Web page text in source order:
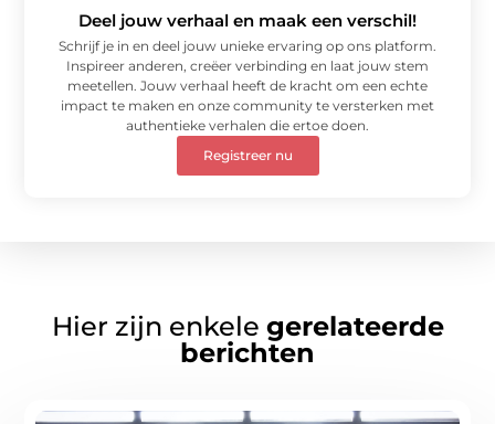
Deel jouw verhaal en maak een verschil!
Schrijf je in en deel jouw unieke ervaring op ons platform.
Inspireer anderen, creëer verbinding en laat jouw stem
meetellen. Jouw verhaal heeft de kracht om een echte
impact te maken en onze community te versterken met
authentieke verhalen die ertoe doen.
Registreer nu
Hier zijn enkele gerelateerde
berichten